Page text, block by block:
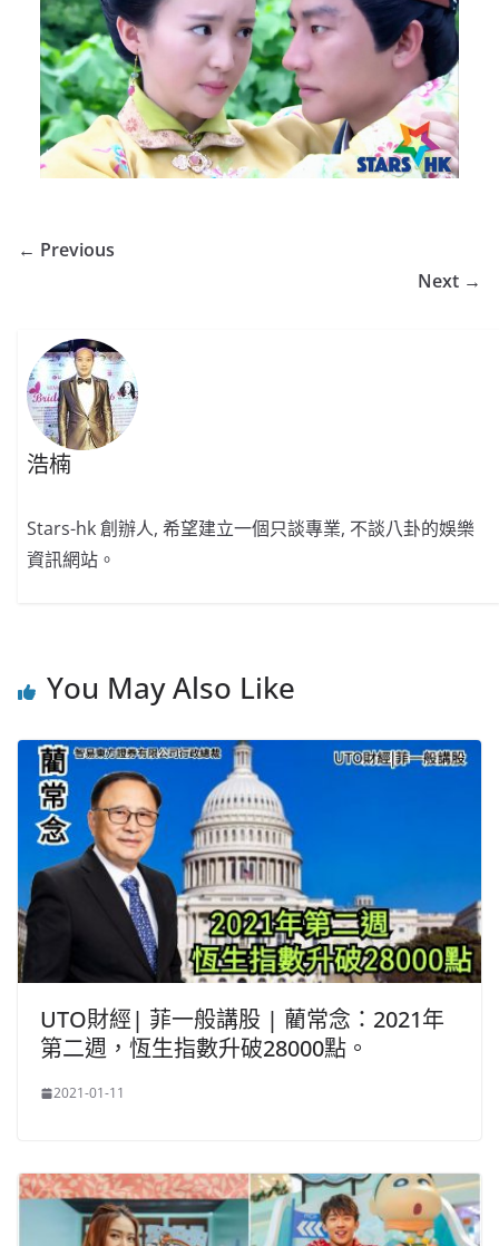
← Previous
Next →
浩楠
Stars-hk 創辦人, 希望建立一個只談專業, 不談八卦的娛樂
資訊網站。
You May Also Like
UTO財經| 菲一般講股 | 藺常念：2021年
第二週，恆生指數升破28000點。
2021-01-11